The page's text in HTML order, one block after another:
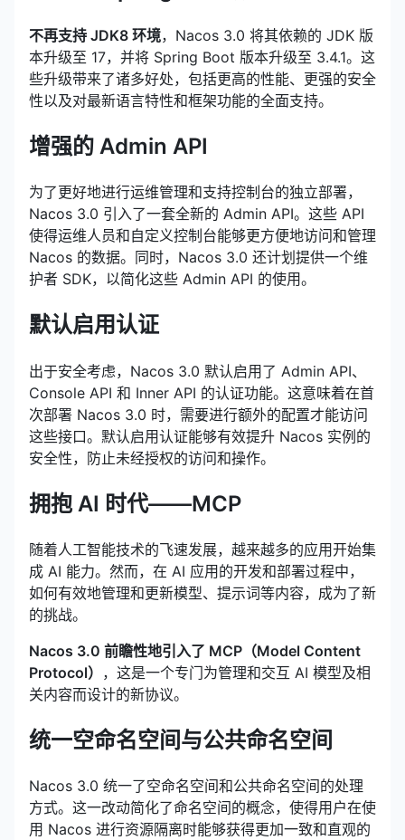
不再支持 JDK8 环境，Nacos 3.0 将其依赖的 JDK 版
本升级至 17，并将 Spring Boot 版本升级至 3.4.1。这
些升级带来了诸多好处，包括更高的性能、更强的安全
性以及对最新语言特性和框架功能的全面支持。
增强的 Admin API
为了更好地进行运维管理和支持控制台的独立部署，
Nacos 3.0 引入了一套全新的 Admin API。这些 API
使得运维人员和自定义控制台能够更方便地访问和管理
Nacos 的数据。同时，Nacos 3.0 还计划提供一个维
护者 SDK，以简化这些 Admin API 的使用。
默认启用认证
出于安全考虑，Nacos 3.0 默认启用了 Admin API、
Console API 和 Inner API 的认证功能。这意味着在首
次部署 Nacos 3.0 时，需要进行额外的配置才能访问
这些接口。默认启用认证能够有效提升 Nacos 实例的
安全性，防止未经授权的访问和操作。
拥抱 AI 时代——MCP
随着人工智能技术的飞速发展，越来越多的应用开始集
成 AI 能力。然而，在 AI 应用的开发和部署过程中，
如何有效地管理和更新模型、提示词等内容，成为了新
的挑战。
Nacos 3.0 前瞻性地引入了 MCP（Model Content
Protocol） ，这是一个专门为管理和交互 AI 模型及相
关内容而设计的新协议。
统一空命名空间与公共命名空间
Nacos 3.0 统一了空命名空间和公共命名空间的处理
方式。这一改动简化了命名空间的概念，使得用户在使
用 Nacos 进行资源隔离时能够获得更加一致和直观的